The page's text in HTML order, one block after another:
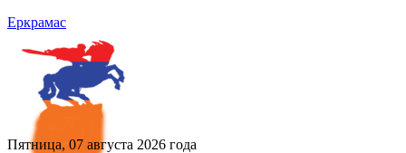
Еркрамас
Пятница, 07 августа 2026 года